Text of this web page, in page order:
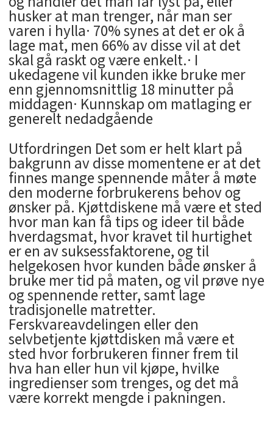
husker at man trenger, når man ser
varen i hylla· 70% synes at det er ok å
lage mat, men 66% av disse vil at det
skal gå raskt og være enkelt.· I
ukedagene vil kunden ikke bruke mer
enn gjennomsnittlig 18 minutter på
middagen· Kunnskap om matlaging er
generelt nedadgående
Utfordringen Det som er helt klart på
bakgrunn av disse momentene er at det
finnes mange spennende måter å møte
den moderne forbrukerens behov og
ønsker på. Kjøttdiskene må være et sted
hvor man kan få tips og ideer til både
hverdagsmat, hvor kravet til hurtighet
er en av suksessfaktorene, og til
helgekosen hvor kunden både ønsker å
bruke mer tid på maten, og vil prøve nye
og spennende retter, samt lage
tradisjonelle matretter.
Ferskvareavdelingen eller den
selvbetjente kjøttdisken må være et
sted hvor forbrukeren finner frem til
hva han eller hun vil kjøpe, hvilke
ingredienser som trenges, og det må
være korrekt mengde i pakningen.